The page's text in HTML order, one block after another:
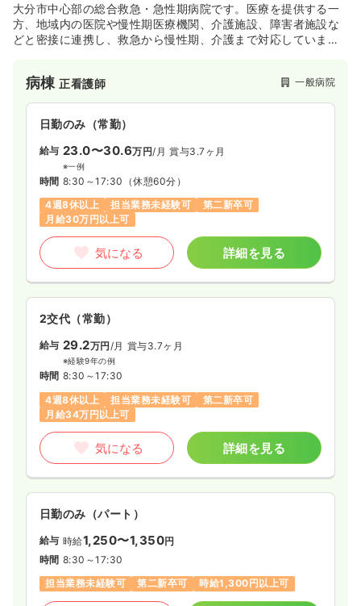
大分市中心部の総合救急・急性期病院です。医療を提供する一
方、地域内の医院や慢性期医療機関、介護施設、障害者施設な
どと密接に連携し、救急から慢性期、介護まで対応していま
病棟正看護師 一般病院
日勤のみ（常勤）
給与 23.0〜30.6万円/月 賞与3.7ヶ月
※一例
時間 8:30～17:30 （休憩60分）
4週8休以上
担当業務未経験可
第二新卒可
月給30万円以上可
気になる 詳細を見る
2交代（常勤）
給与 29.2万円/月 賞与3.7ヶ月
※経験9年の例
時間 8:30～17:30
4週8休以上
担当業務未経験可
第二新卒可
月給34万円以上可
気になる 詳細を見る
日勤のみ（パート）
給与 時給1,250〜1,350円
時間 8:30～17:30
担当業務未経験可
第二新卒可 時給1,300円以上可